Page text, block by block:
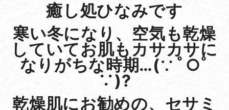
癒し処ひなみです
寒い冬になり、空気も乾燥
していてお肌もカサカサに
なりがちな時期…(∵ ﾟ○ﾟ
∵)?
乾燥肌にお勧めの、セサミ